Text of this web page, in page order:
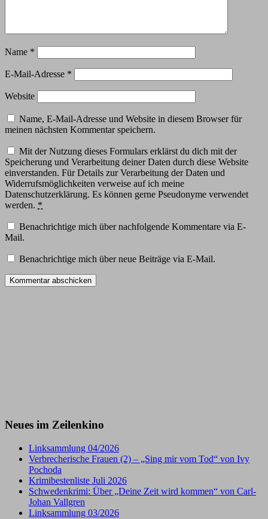
Name *
E-Mail-Adresse *
Website
Name, E-Mail-Adresse und Website in diesem Browser für
meinen nächsten Kommentar speichern.
Mit der Nutzung dieses Formulars erklärst du dich mit der
Speicherung und Verarbeitung deiner Daten durch diese Website
einverstanden. Für Details zur Verarbeitung der Daten und
Widerrufsmöglichkeiten verweise auf ich meine
Datenschutzerklärung. Es können gerne Pseudonyme verwendet
werden. *
Benachrichtige mich über nachfolgende Kommentare via E-
Mail.
Benachrichtige mich über neue Beiträge via E-Mail.
Neues im Zeilenkino
Linksammlung 04/2026
Verbrecherische Frauen (2) – „Sing mir vom Tod“ von Ivy
Pochoda
Krimibestenliste Juli 2026
Schwedenkrimi: Über „Deine Zeit wird kommen“ von Carl-
Johan Vallgren
Linksammlung 03/2026